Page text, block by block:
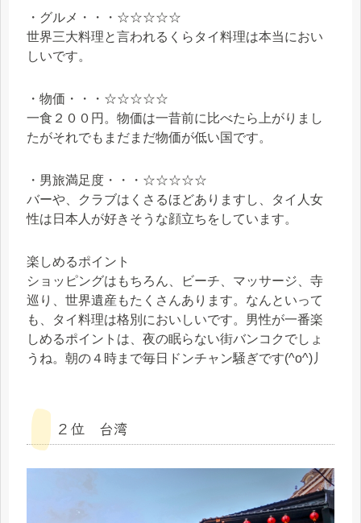
・グルメ・・・☆☆☆☆☆
世界三大料理と言われるくらタイ料理は本当におい
しいです。
・物価・・・☆☆☆☆☆
一食２００円。物価は一昔前に比べたら上がりまし
たがそれでもまだまだ物価が低い国です。
・男旅満足度・・・☆☆☆☆☆
バーや、クラブはくさるほどありますし、タイ人女
性は日本人が好きそうな顔立ちをしています。
楽しめるポイント
ショッピングはもちろん、ビーチ、マッサージ、寺
巡り、世界遺産もたくさんあります。なんといって
も、タイ料理は格別においしいです。男性が一番楽
しめるポイントは、夜の眠らない街バンコクでしょ
うね。朝の４時まで毎日ドンチャン騒ぎです(^o^)丿
２位 台湾